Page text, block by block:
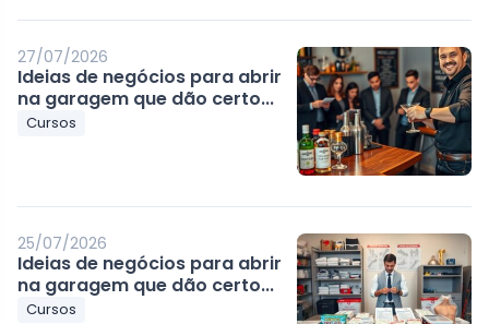
27/07/2026
Ideias de negócios para abrir
na garagem que dão certo...
Cursos
25/07/2026
Ideias de negócios para abrir
na garagem que dão certo...
Cursos